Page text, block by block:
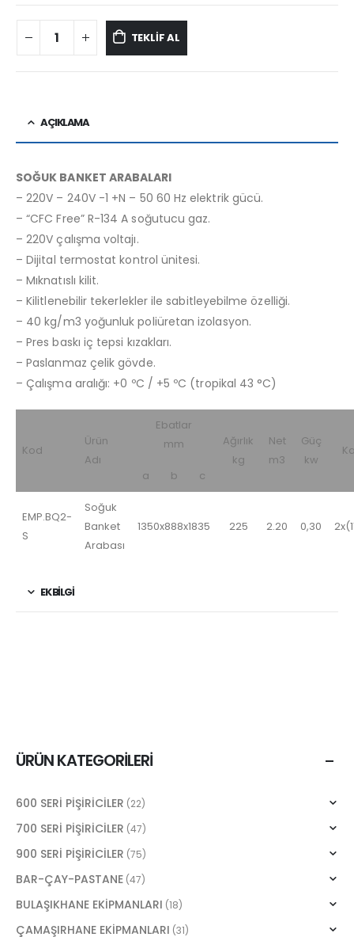
TEKLİF AL
AÇIKLAMA
SOĞUK BANKET ARABALARI
– 220V – 240V -1 +N – 50 60 Hz elektrik gücü.
– “CFC Free” R-134 A soğutucu gaz.
– 220V çalışma voltajı.
– Dijital termostat kontrol ünitesi.
– Mıknatıslı kilit.
– Kilitlenebilir tekerlekler ile sabitleyebilme özelliği.
– 40 kg/m3 yoğunluk poliüretan izolasyon.
– Pres baskı iç tepsi kızakları.
– Paslanmaz çelik gövde.
– Çalışma aralığı: +0 ºC / +5 ºC (tropikal 43 °C)
Kod
Ürün
Adı
Ebatlar
mm
Ağırlık
kg
Net
m3
Güç
kw
a
b c
EMP.BQ2-
S
Soğuk
Banket
Arabası
1350x888x1835 225 2.20 0,30
EK BILGI
ÜRÜN KATEGORILERI
600 SERİ PİŞİRİCİLER (22)
700 SERİ PİŞİRİCİLER (47)
900 SERİ PİŞİRİCİLER (75)
BAR-ÇAY-PASTANE (47)
BULAŞIKHANE EKİPMANLARI (18)
ÇAMAŞIRHANE EKİPMANLARI (31)